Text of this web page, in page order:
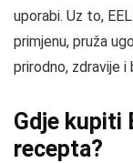
uporabi. Uz to,
primjenu, pruža
prirodno, zdravije i
Gdje kupiti
recepta?